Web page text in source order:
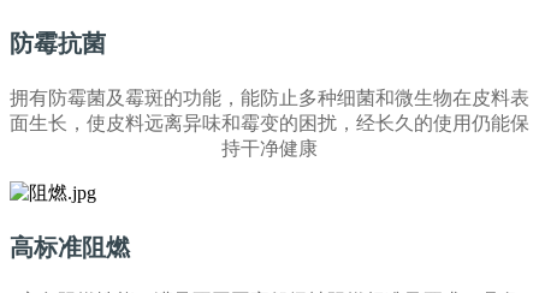
防霉抗菌
拥有防霉菌及霉斑的功能，能防止多种细菌和微生物在皮料表
面生长，使皮料远离异味和霉变的困扰，经长久的使用仍能保
持干净健康
高标准阻燃